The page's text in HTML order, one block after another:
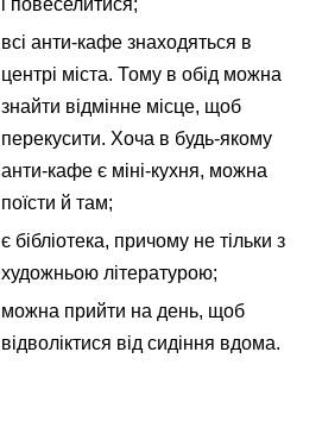
і повеселитися;
всі анти-кафе знаходяться в
центрі міста. Тому в обід можна
знайти відмінне місце, щоб
перекусити. Хоча в будь-якому
анти-кафе є міні-кухня, можна
поїсти й там;
є бібліотека, причому не тільки з
художньою літературою;
можна прийти на день, щоб
відволіктися від сидіння вдома.